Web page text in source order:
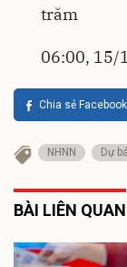
trăm
06:00, 15/
Chia sẻ Facebook
NHNN Dự
BÀI LIÊN QUAN